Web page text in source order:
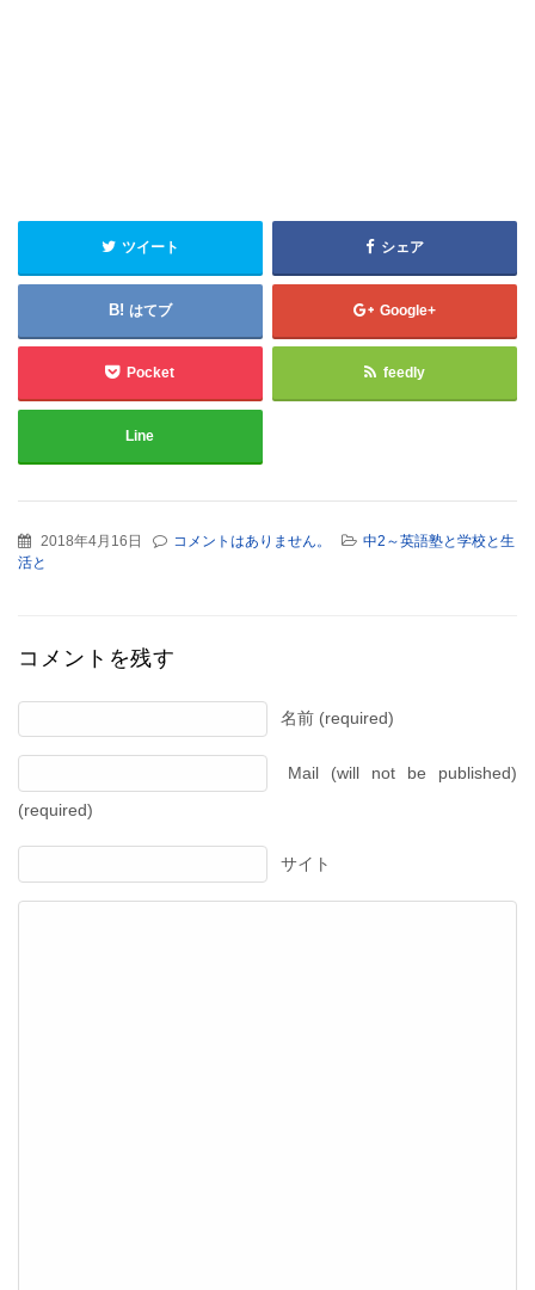
ツイート シェア
はてブ Google+
Pocket feedly
Line
2018年4月16日 コメントはありません。
中2～英語塾と学校と生
活と
コメントを残す
名前 (required)
Mail (will not be published)
(required)
サイト